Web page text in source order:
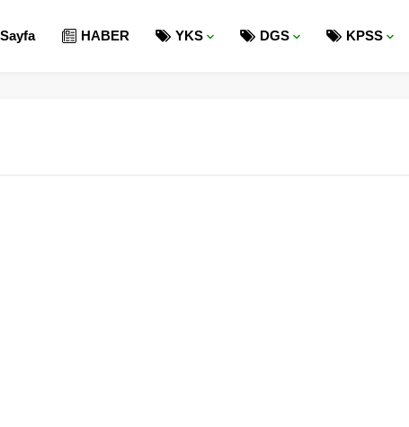
HABER YKS DGS KPSS